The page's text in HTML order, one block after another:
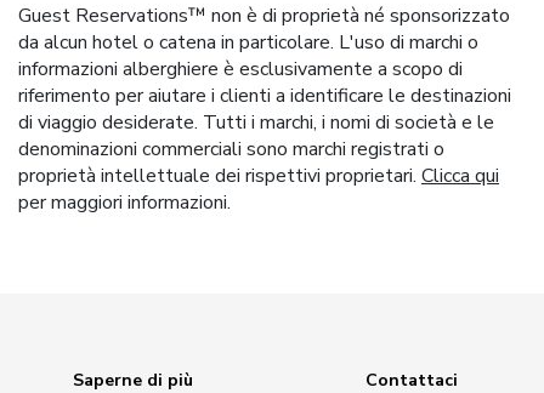
Guest Reservations™ non è di proprietà né sponsorizzato
da alcun hotel o catena in particolare. L'uso di marchi o
informazioni alberghiere è esclusivamente a scopo di
riferimento per aiutare i clienti a identificare le destinazioni
di viaggio desiderate. Tutti i marchi, i nomi di società e le
denominazioni commerciali sono marchi registrati o
proprietà intellettuale dei rispettivi proprietari. Clicca qui
per maggiori informazioni.
Saperne di più
Contattaci